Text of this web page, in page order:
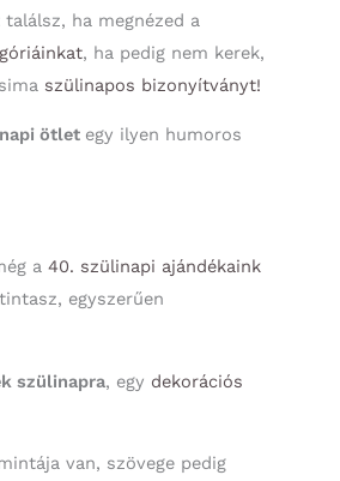
ha megnézed a
, ha pedig nem kerek,
szülinapos bizonyítványt!
ötlet egy ilyen humoros
a 40. szülinapi ajándékaink
egyszerűen
szülinapra, egy dekorációs
van, szövege pedig